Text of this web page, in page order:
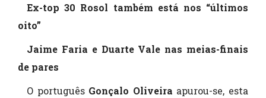
Ex-top 30 Rosol também está nos “últimos
oito”
Jaime Faria e Duarte Vale nas meias-finais
de pares
O português Gonçalo Oliveira apurou-se, esta